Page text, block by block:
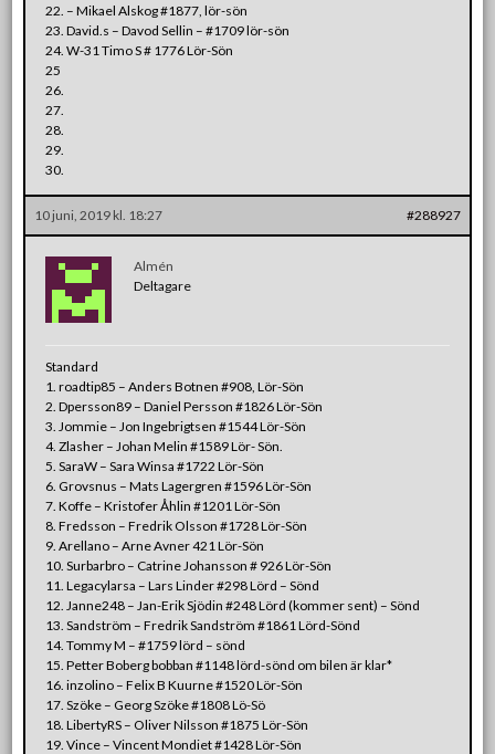
22. – Mikael Alskog #1877, lör-sön
23. David.s – Davod Sellin – #1709 lör-sön
24. W-31 Timo S # 1776 Lör-Sön
25
26.
27.
28.
29.
30.
10 juni, 2019 kl. 18:27 #288927
Almén
Deltagare
Standard
1. roadtip85 – Anders Botnen #908, Lör-Sön
2. Dpersson89 – Daniel Persson #1826 Lör-Sön
3. Jommie – Jon Ingebrigtsen #1544 Lör-Sön
4. Zlasher – Johan Melin #1589 Lör- Sön.
5. SaraW – Sara Winsa #1722 Lör-Sön
6. Grovsnus – Mats Lagergren #1596 Lör-Sön
7. Koffe – Kristofer Åhlin #1201 Lör-Sön
8. Fredsson – Fredrik Olsson #1728 Lör-Sön
9. Arellano – Arne Avner 421 Lör-Sön
10. Surbarbro – Catrine Johansson # 926 Lör-Sön
11. Legacylarsa – Lars Linder #298 Lörd – Sönd
12. Janne248 – Jan-Erik Sjödin #248 Lörd (kommer sent) – Sönd
13. Sandström – Fredrik Sandström #1861 Lörd-Sönd
14. Tommy M – #1759 lörd – sönd
15. Petter Boberg bobban #1148 lörd-sönd om bilen är klar*
16. inzolino – Felix B Kuurne #1520 Lör-Sön
17. Szöke – Georg Szöke #1808 Lö-Sö
18. LibertyRS – Oliver Nilsson #1875 Lör-Sön
19. Vince – Vincent Mondiet #1428 Lör-Sön